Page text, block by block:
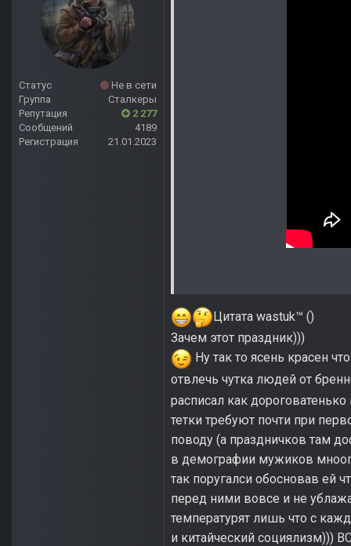
Статус
Не в сети
Группа
Сталкеры
Репутация
2 277
Сообщений
4189
Регистрация
21.01.2023
Цитата wastuk™ ()
Зачем этот праздник)))
Ну так то ясень красен
отвлечь чутка людей от
расписал как
тетки требуют почти при
поводу (а праздничков там
в демографии мужиков
так поругалси обосновав ей
перед ними вовсе и не
температурят лишь что с
и китайческий социялизм)))